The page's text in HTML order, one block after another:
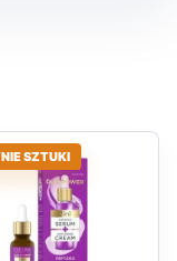
SZTUKI